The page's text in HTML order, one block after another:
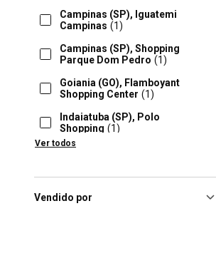
Campinas (SP), Iguatemi
Campinas (1)
Campinas (SP), Shopping
Parque Dom Pedro (1)
Goiania (GO), Flamboyant
Shopping Center (1)
Indaiatuba (SP), Polo
Shopping (1)
Jundiai (SP), Jundiaí
Center Piracicaba
Ver todos
Vendido por